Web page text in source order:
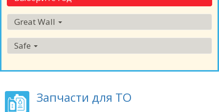
Great Wall
Safe
Запчасти для ТО